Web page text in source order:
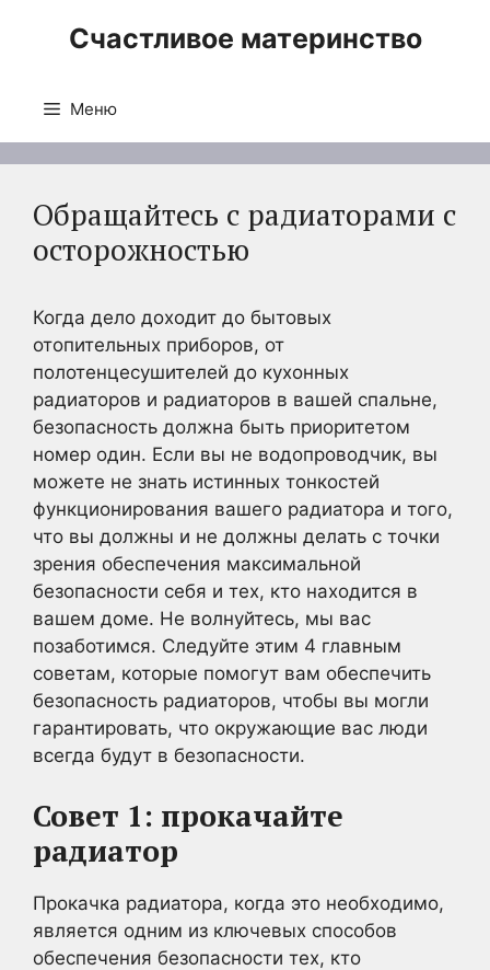
Счастливое материнство
Меню
Обращайтесь с радиаторами с
осторожностью
Когда дело доходит до бытовых
отопительных приборов, от
полотенцесушителей до кухонных
радиаторов и радиаторов в вашей спальне,
безопасность должна быть приоритетом
номер один. Если вы не водопроводчик, вы
можете не знать истинных тонкостей
функционирования вашего радиатора и того,
что вы должны и не должны делать с точки
зрения обеспечения максимальной
безопасности себя и тех, кто находится в
вашем доме. Не волнуйтесь, мы вас
позаботимся. Следуйте этим 4 главным
советам, которые помогут вам обеспечить
безопасность радиаторов, чтобы вы могли
гарантировать, что окружающие вас люди
всегда будут в безопасности.
Совет 1: прокачайте
радиатор
Прокачка радиатора, когда это необходимо,
является одним из ключевых способов
обеспечения безопасности тех, кто